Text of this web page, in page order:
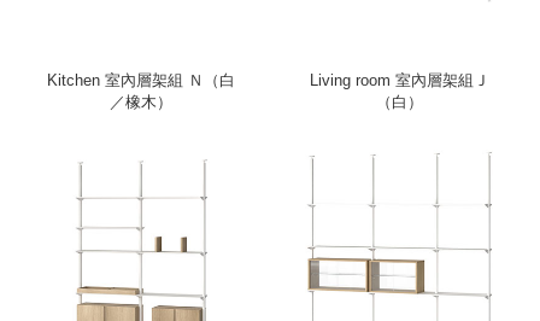
Kitchen 室內層架組 Ｎ（白
／橡木）
Living room 室內層架組Ｊ
（白）